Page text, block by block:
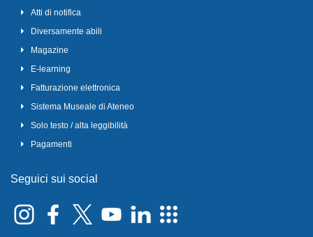
Atti di notifica
Diversamente abili
Magazine
E-learning
Fatturazione elettronica
Sistema Museale di Ateneo
Solo testo / alta leggibilità
Pagamenti
Seguici sui social